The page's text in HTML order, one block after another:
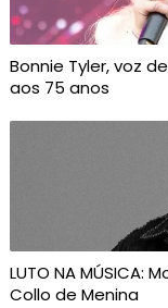
Bonnie Tyler, voz
aos 75 anos
LUTO NA MÚSICA:
Collo de Menina